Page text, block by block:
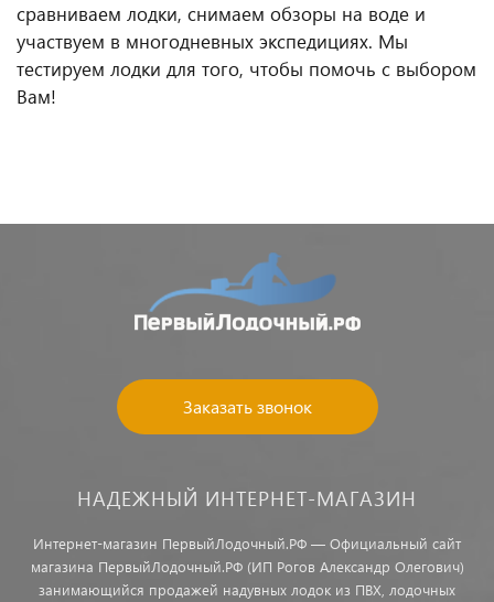
сравниваем лодки, снимаем обзоры на воде и
участвуем в многодневных экспедициях. Мы
тестируем лодки для того, чтобы помочь с выбором
Вам!
Заказать звонок
НАДЕЖНЫЙ ИНТЕРНЕТ-МАГАЗИН
Интернет-магазин ПервыйЛодочный.РФ — Официальный сайт
магазина ПервыйЛодочный.РФ (ИП Рогов Александр Олегович)
занимающийся продажей надувных лодок из ПВХ, лодочных